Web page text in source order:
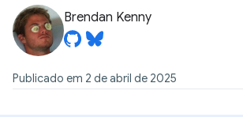
Brendan Kenny
Publicado em 2 de abril de 2025